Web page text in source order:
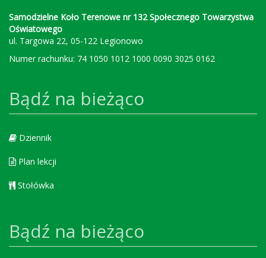
Samodzielne Koło Terenowe nr 132 Społecznego Towarzystwa
Oświatowego
ul. Targowa 22, 05-122 Legionowo
Numer rachunku: 74 1050 1012 1000 0090 3025 0162
Bądź na bieżąco
Dziennik
Plan lekcji
Stołówka
Bądź na bieżąco